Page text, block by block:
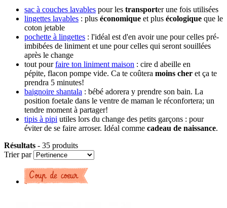
sac à couches lavables pour les transporter une fois utilisées
lingettes lavables : plus économique et plus écologique que le
coton jetable
pochette à lingettes : l'idéal est d'en avoir une pour celles pré-
imbibées de liniment et une pour celles qui seront souillées
après le change
tout pourfaire ton liniment maison : cire d abeille en
pépite, flacon pompe vide. Ca te coûtera moins cher et ça te
prendra 5 minutes!
baignoire shantala : bébé adorera y prendre son bain. La
position foetale dans le ventre de maman le réconfortera; un
tendre moment à partager!
tipis à pipi utiles lors du change des petits garçons : pour
éviter de se faire arroser. Idéal comme cadeau de naissance.
Résultats - 35 produits
Trier par